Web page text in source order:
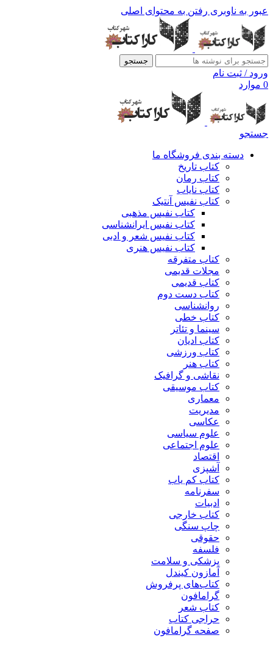
عبور به ناوبری رفتن به محتوای اصلی
جستجو
ورود / ثبت نام
0 موارد
جستجو
دسته بندی فروشگاه ما
کتاب تاریخ
کتاب رمان
کتاب نایاب
کتاب نفیس آنتیک
کتاب نفیس مذهبی
کتاب نفیس ایرانشناسی
کتاب نفیس شعر و ادبی
کتاب نفیس هنری
کتاب متفرقه
مجلات قدیمی
کتاب قدیمی
کتاب دست دوم
روانشناسی
کتاب خطی
سینما و تئاتر
کتاب ادیان
کتاب ورزشی
کتاب هنر
نقاشی و گرافیک
کتاب موسیقی
معماری
مدیریت
عکاسی
علوم سیاسی
علوم اجتماعی
اقتصاد
آشپزی
کتاب کم یاب
سفرنامه
ادبیات
کتاب خارجی
چاپ سنگی
حقوقی
فلسفه
پزشکی و سلامت
آمازون کیندل
کتاب‌های پرفروش
گرامافون
کتاب شعر
حراجی کتاب
صفحه گرامافون